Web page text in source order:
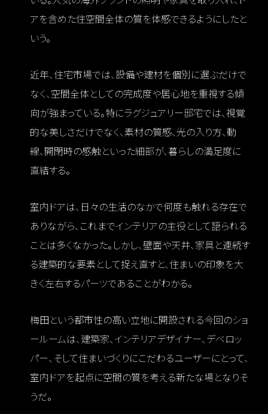
アを含めた住空間全体の質を体感できるようにしたと
いう。
近年、住宅市場では、設備や建材を個別に選ぶだけで
なく、空間全体としての完成度や居心地を重視する傾
向が強まっている。特にラグジュアリー邸宅では、視覚
的な美しさだけでなく、素材の質感、光の入り方、動
線、開閉時の感触といった細部が、暮らしの満足度に
直結する。
室内ドアは、日々の生活のなかで何度も触れる存在で
ありながら、これまでインテリアの主役として語られる
ことは多くなかった。しかし、壁面や天井、家具と連続す
る建築的な要素として捉え直すと、住まいの印象を大
きく左右するパーツであることがわかる。
梅田という都市性の高い立地に開設される今回のショ
ールームは、建築家、インテリアデザイナー、デベロッ
パー、そして住まいづくりにこだわるユーザーにとって、
室内ドアを起点に空間の質を考える新たな場となりそ
うだ。